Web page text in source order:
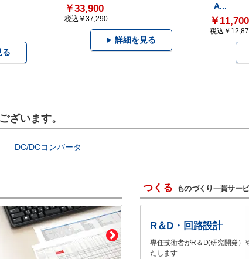
る
￥33,900
税込￥37,290
詳細を見る
A...
￥11,700
税込￥
ざいます。
DC/DCコンバータ
つくる ものづくり一貫サー
R＆D・回路設計
専任技術者がR＆D(研究開発）
たします